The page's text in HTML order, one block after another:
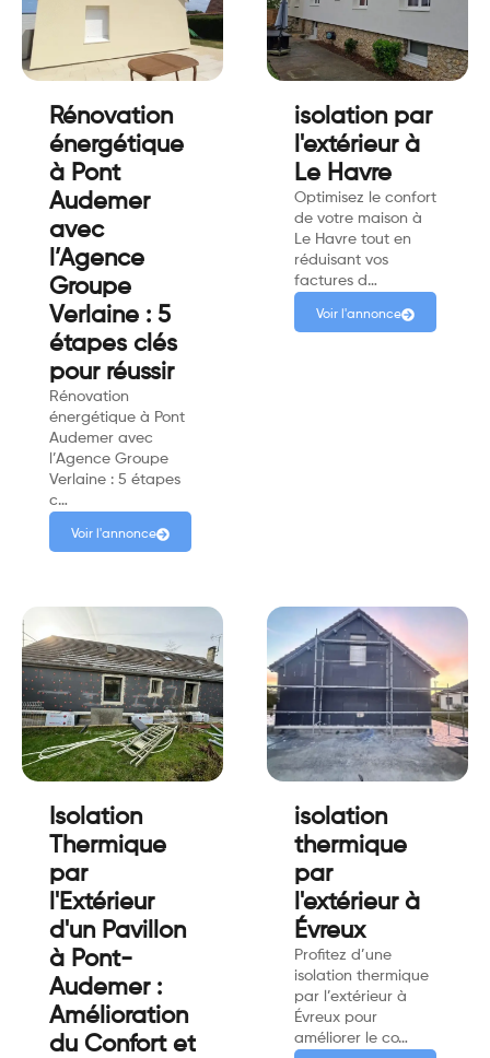
Rénovation
énergétique
à Pont
Audemer
avec
l’Agence
Groupe
Verlaine : 5
étapes clés
pour réussir
Rénovation
énergétique à Pont
Audemer avec
l’Agence Groupe
Verlaine : 5 étapes
c…
Voir l'annonce
isolation par
l'extérieur à
Le Havre
Optimisez le confort
de votre maison à
Le Havre tout en
réduisant vos
factures d…
Voir l'annonce
Isolation
Thermique
par
l'Extérieur
d'un Pavillon
à Pont-
Audemer :
Amélioration
du Confort et
isolation
thermique
par
l'extérieur à
Évreux
Profitez d’une
isolation thermique
par l’extérieur à
Évreux pour
améliorer le co…